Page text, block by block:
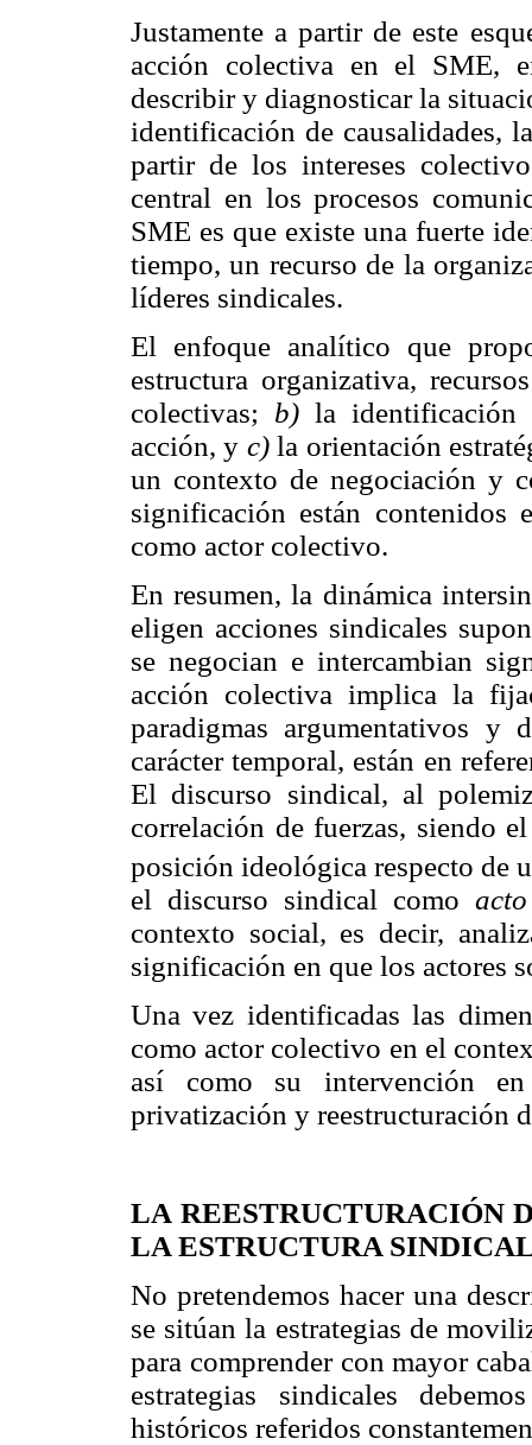
Justamente a partir de este
acción colectiva en el SME,
describir y diagnosticar la
identificación de causalidades,
partir de los intereses
central en los procesos
SME es que existe una fuerte
tiempo, un recurso de la
líderes sindicales.
El enfoque analítico que
estructura organizativa,
colectivas; b) la identificación
acción, y c)la orientación
un contexto de negociación y
significación están contenidos
como actor colectivo.
En resumen, la dinámica
eligen acciones sindicales
se negocian e intercambian
acción colectiva implica la
paradigmas argumentativos y
carácter temporal, están en
El discurso sindical, al
correlación de fuerzas, siendo
posición ideológica respecto de
el discurso sindical como
contexto social, es decir,
significación en que los actores
Una vez identificadas las
como actor colectivo en el
así como su intervención
privatización y reestructuración
LA REESTRUCTURACIÓN
LA ESTRUCTURA
No pretendemos hacer una
se sitúan la estrategias de
para comprender con mayor
estrategias sindicales
históricos referidos